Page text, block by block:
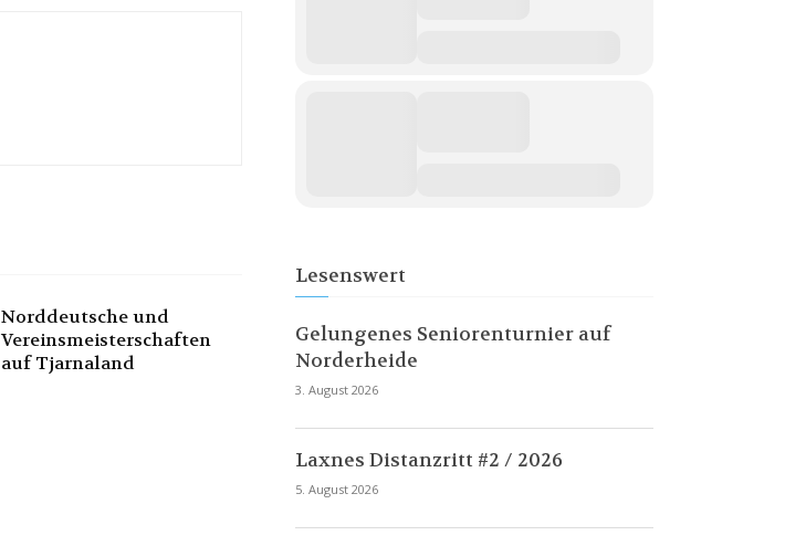
Norddeutsche und
Vereinsmeisterschaften
auf Tjarnaland
Lesenswert
Gelungenes Seniorenturnier auf
Norderheide
3. August 2026
Laxnes Distanzritt #2 / 2026
5. August 2026